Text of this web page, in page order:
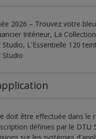
2026 – Trouvez votre
Intérieur, La
L'Essentielle 120
Studio
doit être effectuée dans le
définies par le DTU